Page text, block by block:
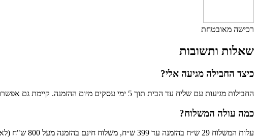
רכישה מאובטחת
שאלות ותשובות
כיצד החבילה מגיעה אלי?
החבילות מגיעות עם שליח עד הבית תוך 5 ימי עסקים מיום ההזמנה. קיימת גם אפשרות לאיסוף עצמי בתאום מראש.
כמה עולה המשלוח?
עלות המשלוח 29 ש״ח בהזמנה עד 399 ש״ח, משלוח חינם בהזמנה מעל 800 ש"ח (לא כולל פריטים גדולים)